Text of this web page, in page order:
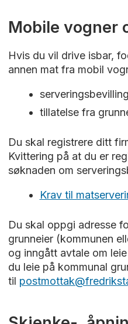
Mobile vogner
Hvis du vil drive isbar,
annen mat fra mobil
tillatelse fra
Du skal registrere ditt
Kvittering på at du er
søknaden om
Krav til
Du skal oppgi adresse
grunneier (kommunen
og inngått avtale om
du leie på kommunal
til